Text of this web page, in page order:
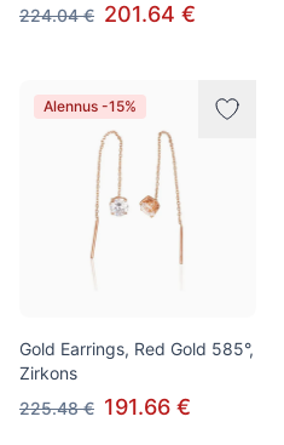
224.04 € 201.64 €
Alennus -15%
Gold Earrings, Red Gold 585°,
Zirkons
225.48 € 191.66 €